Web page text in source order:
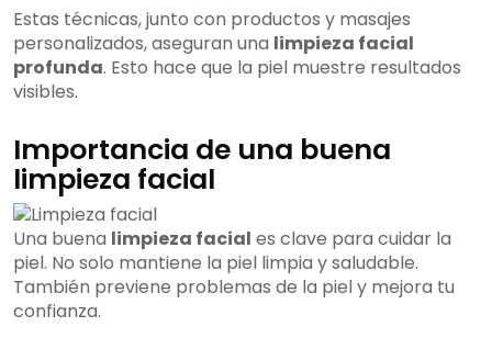
Estas técnicas, junto con productos y masajes
personalizados, aseguran una limpieza facial
profunda. Esto hace que la piel muestre resultados
visibles.
Importancia de una buena
limpieza facial
Una buena limpieza facial es clave para cuidar la
piel. No solo mantiene la piel limpia y saludable.
También previene problemas de la piel y mejora tu
confianza.